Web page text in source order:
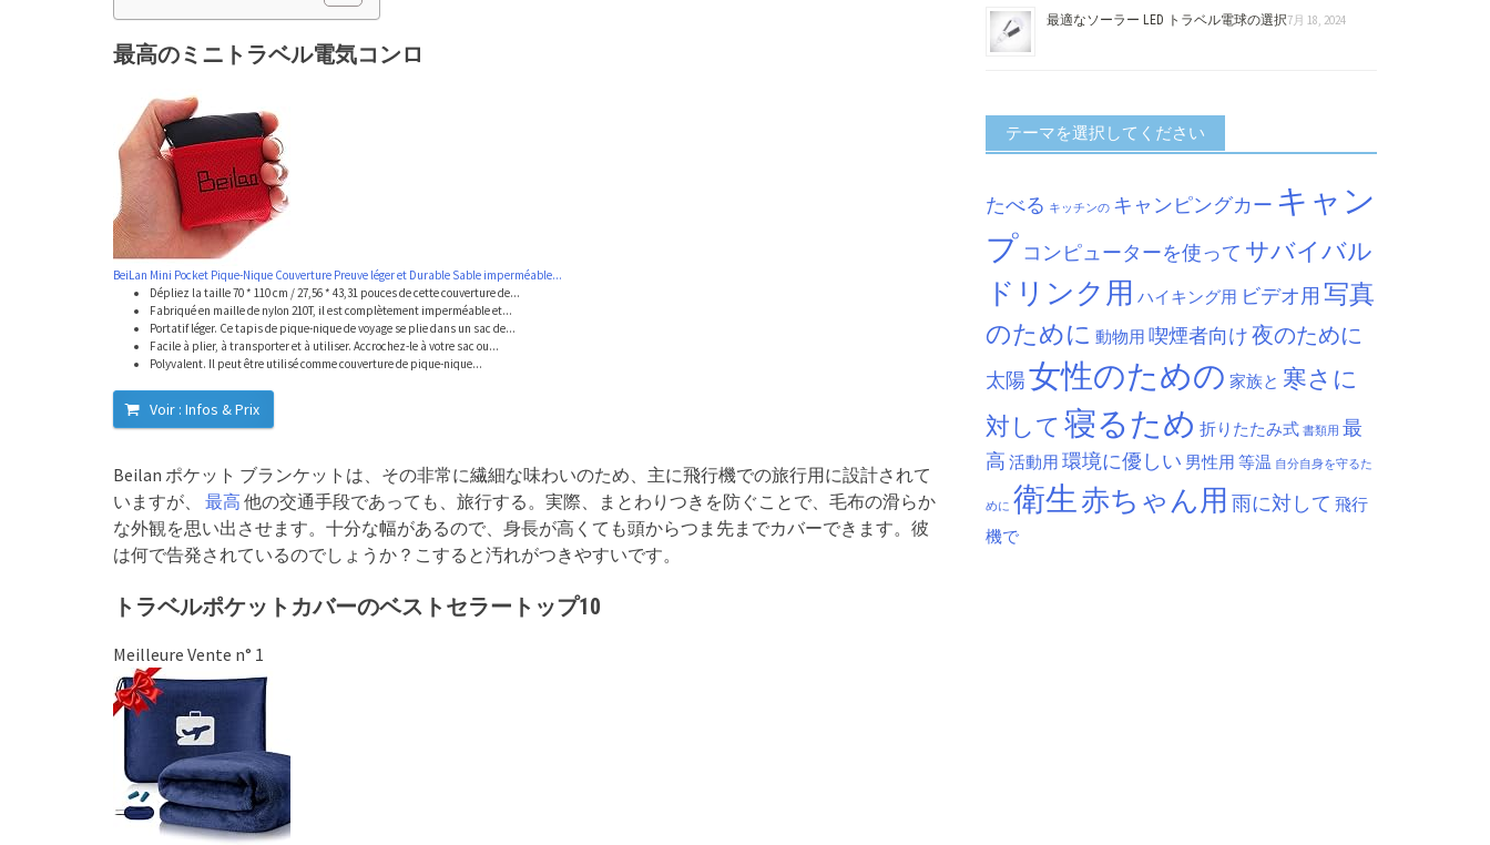
最高のミニトラベル電気コンロ
BeiLan Mini Pocket Pique-Nique Couverture Preuve léger et Durable Sable imperméable...
Dépliez la taille 70 * 110 cm / 27,56 * 43,31 pouces de cette couverture de...
Fabriqué en maille de nylon 210T, il est complètement imperméable et...
Portatif léger. Ce tapis de pique-nique de voyage se plie dans un sac de...
Facile à plier, à transporter et à utiliser. Accrochez-le à votre sac ou...
Polyvalent. Il peut être utilisé comme couverture de pique-nique...
Voir : Infos & Prix
Beilan ポケット ブランケットは、その非常に繊細な味わいのため、主に飛行機での旅行用に設計されて
いますが、 最高 他の交通手段であっても、旅行する。実際、まとわりつきを防ぐことで、毛布の滑らか
な外観を思い出させます。十分な幅があるので、身長が高くても頭からつま先までカバーできます。彼
は何で告発されているのでしょうか？こすると汚れがつきやすいです。
トラベルポケットカバーのベストセラートップ10
Meilleure Vente n° 1
最適なソーラー LED トラベル電球の選択7月 18, 2024
テーマを選択してください
たべる キッチンの キャンピングカー キャン
プ コンピューターを使って サバイバル
ドリンク用 ハイキング用 ビデオ用 写真
のために 動物用 喫煙者向け夜のために
太陽女性のための 家族と 寒さに
対して 寝るため 折りたたみ式 書類用 最
高 活動用 環境に優しい 男性用 等温 自分自身を守るた
めに 衛生 赤ちゃん用 雨に対して 飛行
機で